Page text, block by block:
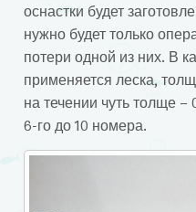
оснастки будет
нужно будет только
потери одной из них. В
применяется леска,
на течении чуть толще
6-го до 10 номера.